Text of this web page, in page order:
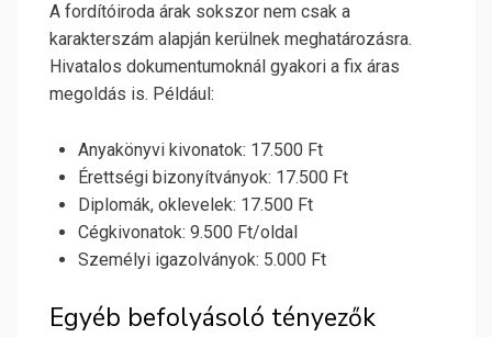
A fordítóiroda árak sokszor nem csak a
karakterszám alapján kerülnek meghatározásra.
Hivatalos dokumentumoknál gyakori a fix áras
megoldás is. Például:
Anyakönyvi kivonatok: 17.500 Ft
Érettségi bizonyítványok: 17.500 Ft
Diplomák, oklevelek: 17.500 Ft
Cégkivonatok: 9.500 Ft/oldal
Személyi igazolványok: 5.000 Ft
Egyéb befolyásoló tényezők